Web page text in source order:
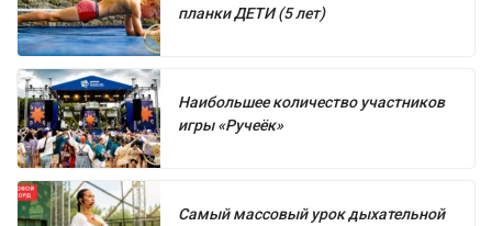
планки ДЕТИ (5 лет)
Наибольшее количество участников
игры «Ручеёк»
Самый массовый урок дыхательной